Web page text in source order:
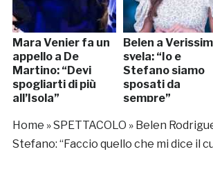
Mara Venier fa un
appello a De
Martino: “Devi
spogliarti di più
all’Isola”
Belen a
svela: “Io e
Stefano siamo
sposati da
sempre”
Home »SPETTACOLO » Belen
Stefano: “Faccio quello che mi dice il